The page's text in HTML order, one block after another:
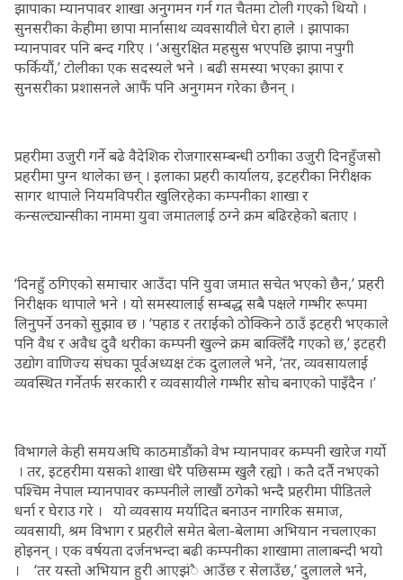
झापाका म्यानपावर शाखा अनुगमन गर्न गत चैतमा टोली गएको थियो ।
सुनसरीका केहीमा छापा मार्नासाथ व्यवसायीले घेरा हाले । झापाका
म्यानपावर पनि बन्द गरिए । ‘असुरक्षित महसुस भएपछि झापा नपुगी
फर्कियौं,’ टोलीका एक सदस्यले भने । बढी समस्या भएका झापा र
सुनसरीका प्रशासनले आफैं पनि अनुगमन गरेका छैनन् ।
प्रहरीमा उजुरी गर्ने बढे वैदेशिक रोजगारसम्बन्धी ठगीका उजुरी दिनहुँजसो
प्रहरीमा पुग्न थालेका छन् । इलाका प्रहरी कार्यालय, इटहरीका निरीक्षक
सागर थापाले नियमविपरीत खुलिरहेका कम्पनीका शाखा र
कन्सल्ट्यान्सीका नाममा युवा जमातलाई ठग्ने क्रम बढिरहेको बताए ।
‘दिनहुँ ठगिएको समाचार आउँदा पनि युवा जमात सचेत भएको छैन,’ प्रहरी
निरीक्षक थापाले भने । यो समस्यालाई सम्बद्ध सबै पक्षले गम्भीर रूपमा
लिनुपर्ने उनको सुझाव छ । ‘पहाड र तराईको ठोक्किने ठाउँ इटहरी भएकाले
पनि वैध र अवैध दुवै थरीका कम्पनी खुल्ने क्रम बाक्लिँदै गएको छ,’ इटहरी
उद्योग वाणिज्य संघका पूर्वअध्यक्ष टंक दुलालले भने, ‘तर, व्यवसायलाई
व्यवस्थित गर्नेतर्फ सरकारी र व्यवसायीले गम्भीर सोच बनाएको पाइँदैन ।’
विभागले केही समयअघि काठमाडौंको वेभ म्यानपावर कम्पनी खारेज गर्यो
। तर, इटहरीमा यसको शाखा धेरै पछिसम्म खुलै रह्यो । कतै दर्तै नभएको
पश्चिम नेपाल म्यानपावर कम्पनीले लाखौं ठगेको भन्दै प्रहरीमा पीडितले
धर्ना र घेराउ गरे । यो व्यवसाय मर्यादित बनाउन नागरिक समाज,
व्यवसायी, श्रम विभाग र प्रहरीले समेत बेला-बेलामा अभियान नचलाएका
होइनन् । एक वर्षयता दर्जनभन्दा बढी कम्पनीका शाखामा तालाबन्दी भयो
। ‘तर यस्तो अभियान हुरी आएझंै आउँछ र सेलाउँछ,’ दुलालले भने,